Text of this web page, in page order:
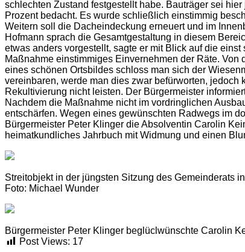
schlechten Zustand festgestellt habe. Bauträger sei
Prozent bedacht. Es wurde schließlich einstimmig
Weitern soll die Dacheindeckung erneuert und im
Hofmann sprach die Gesamtgestaltung in diesem
etwas anders vorgestellt, sagte er mit Blick auf die
Maßnahme einstimmiges Einvernehmen der Räte.
eines schönen Ortsbildes schloss man sich der
vereinbaren, werde man dies zwar befürworten,
Rekultivierung nicht leisten. Der Bürgermeister
Nachdem die Maßnahme nicht im vordringlichen
entschärfen. Wegen eines gewünschten Radwegs im
Bürgermeister Peter Klinger die Absolventin Carolin
heimatkundliches Jahrbuch mit Widmung und einen
Streitobjekt in der jüngsten Sitzung des Gemeinderats
Foto: Michael Wunder
Bürgermeister Peter Klinger beglüclwünschte Carolin
Post Views: 17